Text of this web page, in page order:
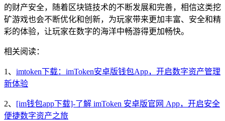
的财产安全，随着区块链技术的不断发展和完善，相信这类挖
矿游戏也会不断优化和创新，为玩家带来更加丰富、安全和精
彩的体验，让玩家在数字的海洋中畅游得更加畅快。
相关阅读：
1、 imtoken下载：imToken安卓版钱包App，开启数字资产管理
新体验
2、 [im钱包app下载]-了解 imToken 安卓版官网 App，开启安全
便捷数字资产之旅